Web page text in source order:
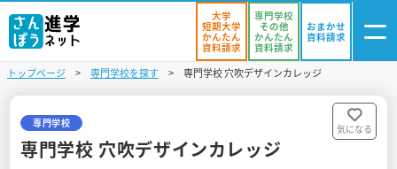
資料リスト
大学
短期大学
かんたん
資料請求
専門学校
その他
かんたん
資料請求
おまかせ
資料請求
トップページ 専門学校を探す 専門学校 穴吹デザインカレッジ
専門学校
専門学校 穴吹デザインカレッジ
気になる